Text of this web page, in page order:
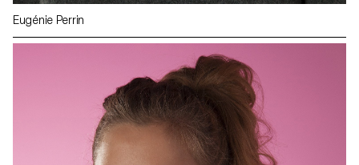
Eugénie Perrin